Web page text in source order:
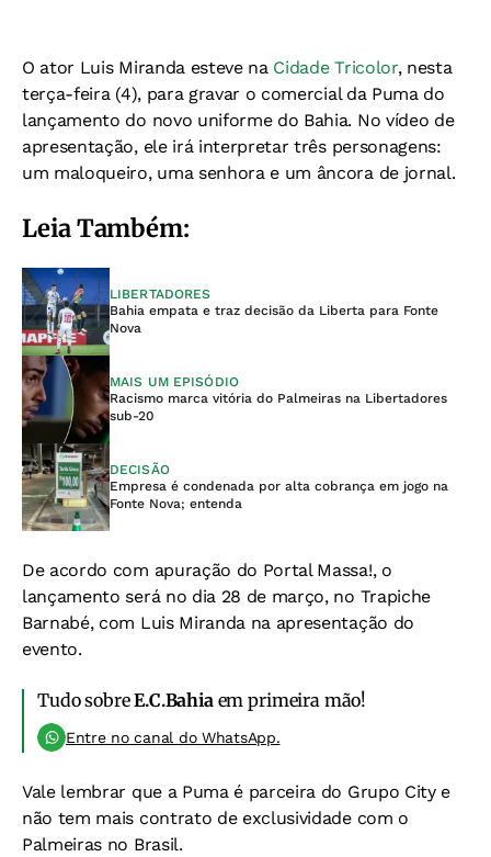
O ator Luis Miranda esteve na Cidade Tricolor, nesta
terça-feira (4), para gravar o comercial da Puma do
lançamento do novo uniforme do Bahia. No vídeo de
apresentação, ele irá interpretar três personagens:
um maloqueiro, uma senhora e um âncora de jornal.
Leia Também:
LIBERTADORES
Bahia empata e traz decisão da Liberta para Fonte
Nova
MAIS UM EPISÓDIO
Racismo marca vitória do Palmeiras na Libertadores
sub-20
DECISÃO
Empresa é condenada por alta cobrança em jogo na
Fonte Nova; entenda
De acordo com apuração do Portal Massa!, o
lançamento será no dia 28 de março, no Trapiche
Barnabé, com Luis Miranda na apresentação do
evento.
Tudo sobreE.C.Bahiaem primeira mão!
Entre no canal do WhatsApp.
Vale lembrar que a Puma é parceira do Grupo City e
não tem mais contrato de exclusividade com o
Palmeiras no Brasil.